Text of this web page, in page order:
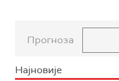
Прогноза
Најновије